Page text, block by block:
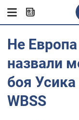
Не
назвали
боя
WBSS